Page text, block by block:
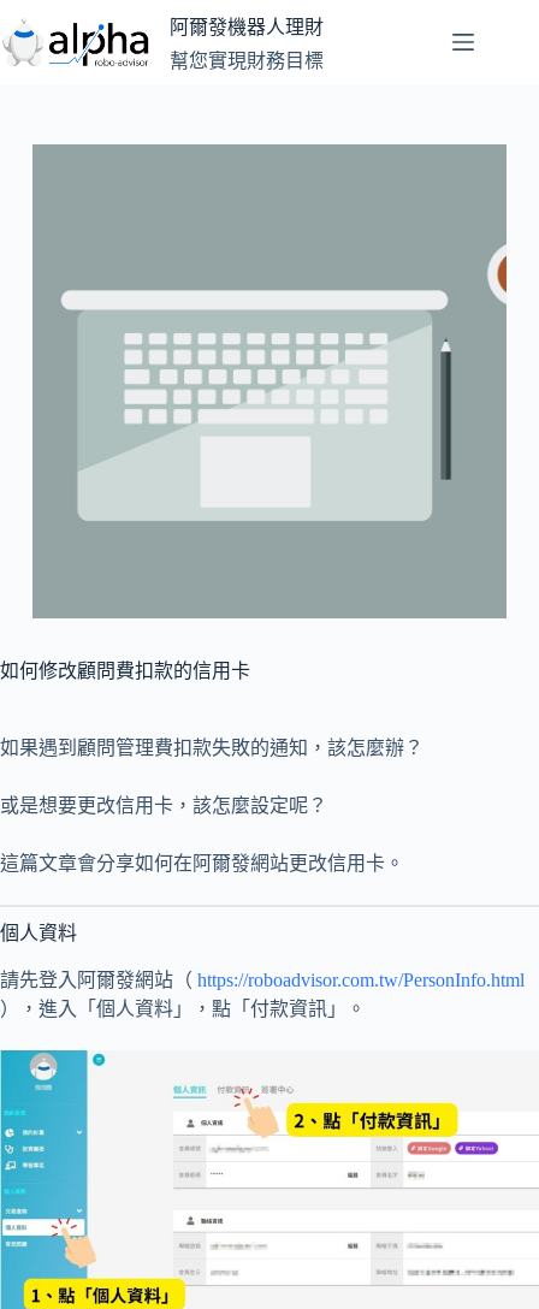
至
主
阿爾發機器人理財
幫您實現財務目標
如何修改顧問費扣款的信用卡
如果遇到顧問管理費扣款失敗的通知，該怎麼辦？
或是想要更改信用卡，該怎麼設定呢？
這篇文章會分享如何在阿爾發網站更改信用卡。
個人資料
請先登入阿爾發網站（ https://roboadvisor.com.tw/PersonInfo.html
），進入「個人資料」，點「付款資訊」。